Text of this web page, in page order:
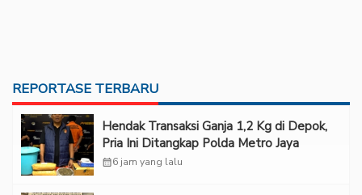
REPORTASE TERBARU
Hendak Transaksi Ganja 1,2 Kg di Depok,
Pria Ini Ditangkap Polda Metro Jaya
calendar_month6 jam yang lalu